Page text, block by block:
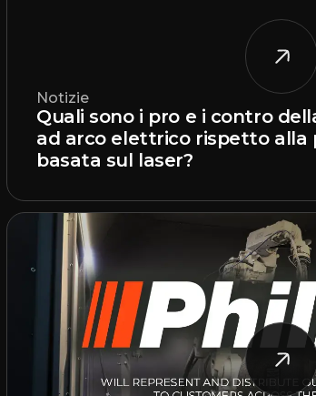
Notizie
Quali sono i pro e i contro
ad arco elettrico rispetto alla
basata sul laser?